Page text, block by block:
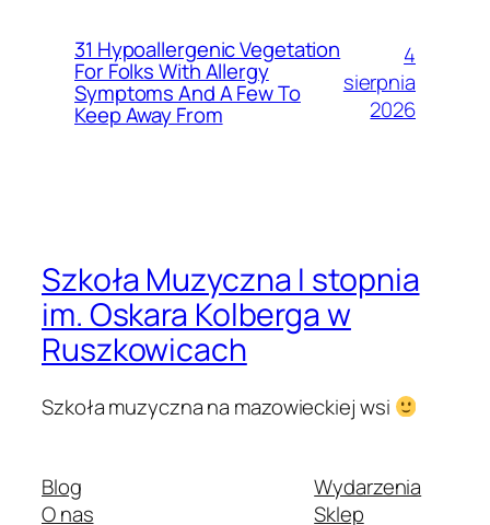
31 Hypoallergenic Vegetation
For Folks With Allergy
Symptoms And A Few To
Keep Away From
4
sierpnia
2026
Szkoła Muzyczna I stopnia
im. Oskara Kolberga w
Ruszkowicach
Szkoła muzyczna na mazowieckiej wsi
Blog
O nas
Wydarzenia
Sklep